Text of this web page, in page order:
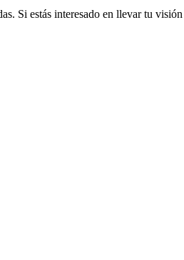
Si estás interesado en llevar tu